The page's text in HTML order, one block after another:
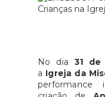
No dia 31
a Igreja da
performance